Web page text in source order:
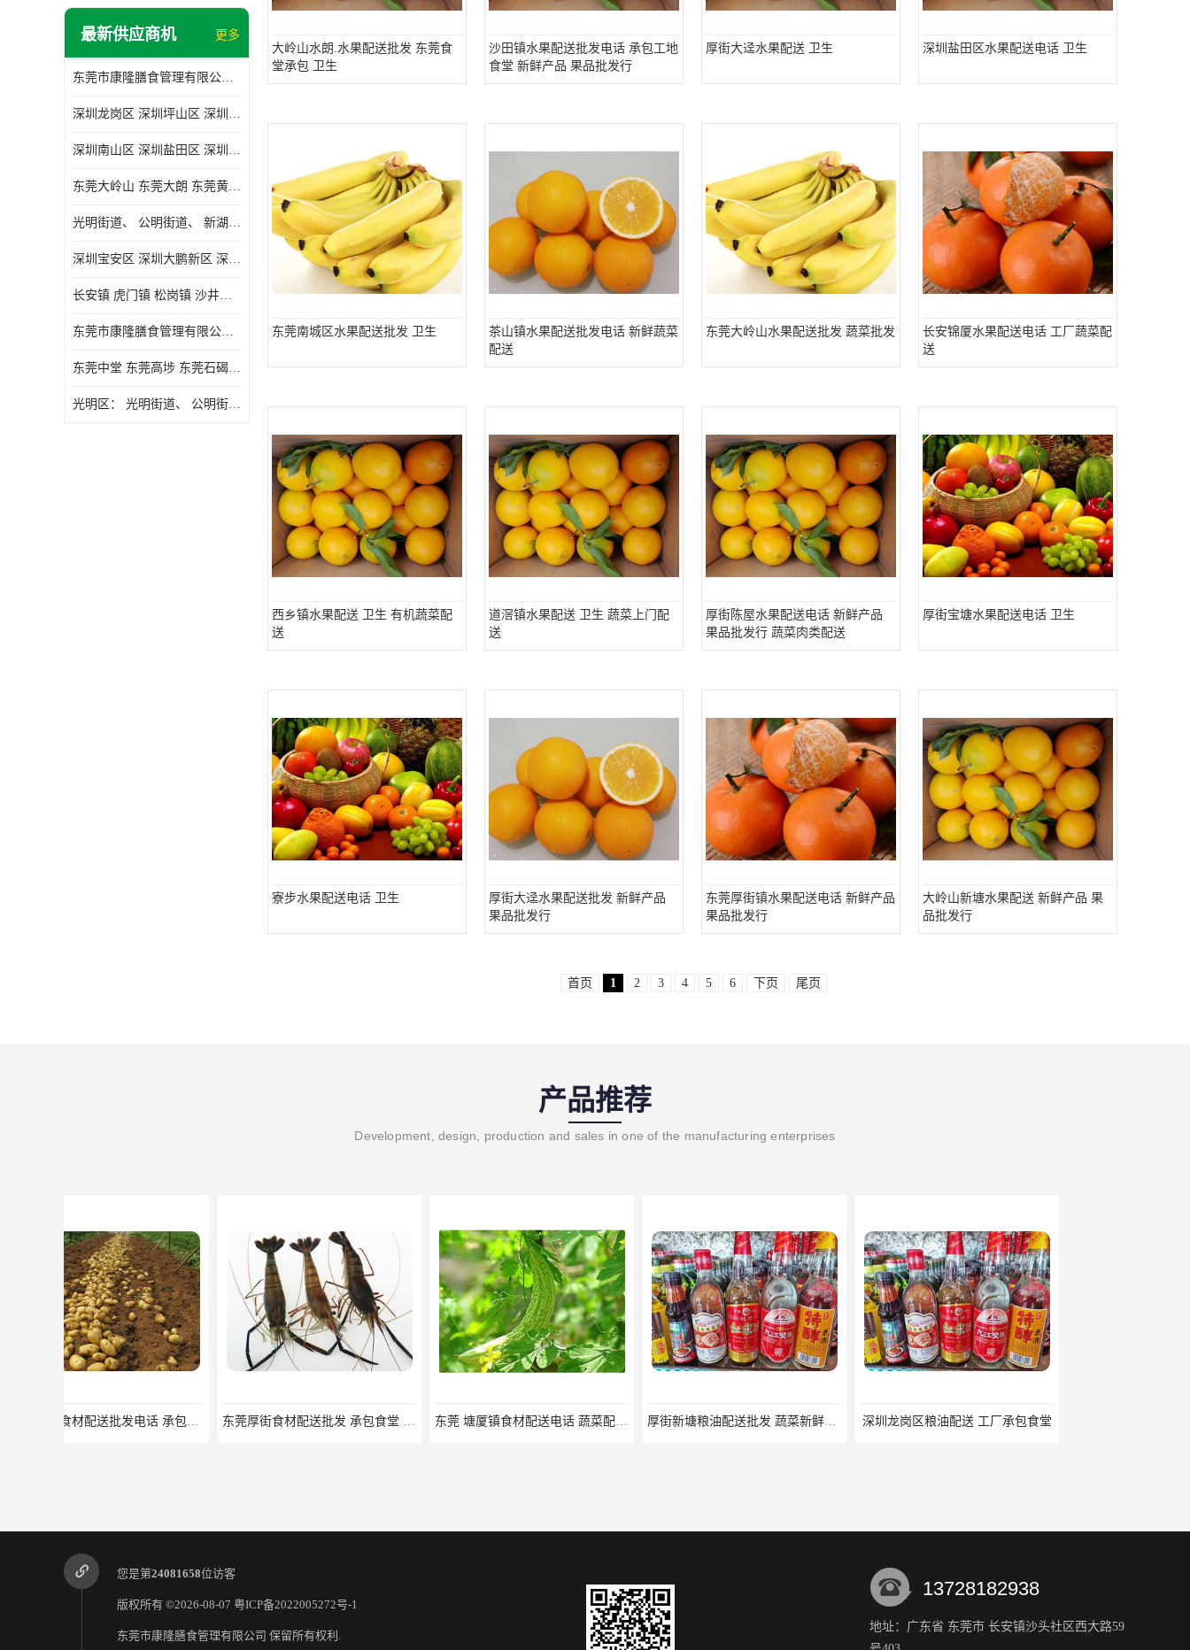
最新供应商机 更多
东莞市康隆膳食管理有限公司主要经营蔬菜配送 东莞食堂承包 光明蔬菜配送 深圳市食堂承包 深圳市蔬菜配送等业务 欢迎咨询了解
深圳龙岗区 深圳坪山区 深圳光明区 深圳龙华区
深圳南山区 深圳盐田区 深圳福田区 深圳罗湖区 深圳龙岗区
东莞大岭山 东莞大朗 东莞黄江 东莞樟木头 蔬菜配送
光明街道、 公明街道、 新湖街道、
深圳宝安区 深圳大鹏新区 深圳特别合作区
长安镇 虎门镇 松岗镇 沙井镇 公明镇 莞城街道 南城街道 东城街道 万江街道 石碣镇 石龙镇 茶山镇 石排镇 企石镇 横沥镇
东莞市康隆膳食管理有限公司 长安蔬菜配送 虎门蔬菜配送 大岭山蔬菜配送
东莞中堂 东莞高埗 东莞石碣 东莞望牛墩 东莞洪梅 东莞道滘 东莞石龙镇 东莞石排镇
光明区： 光明街道、 公明街道、 新湖街道、 凤凰街道、 玉塘街道、 马田街道
大岭山水朗.水果配送批发 东莞食
堂承包 卫生
沙田镇水果配送批发电话 承包工地
食堂 新鲜产品 果品批发行
厚街大迳水果配送 卫生 深圳盐田区水果配送电话 卫生
东莞南城区水果配送批发 卫生
茶山镇水果配送批发电话 新鲜蔬菜
配送
东莞大岭山水果配送批发 蔬菜批发
长安锦厦水果配送电话 工厂蔬菜配
送
西乡镇水果配送 卫生 有机蔬菜配
送
道滘镇水果配送 卫生 蔬菜上门配
送
厚街陈屋水果配送电话 新鲜产品
果品批发行 蔬菜肉类配送
厚街宝塘水果配送电话 卫生
寮步水果配送电话 卫生
厚街大迳水果配送批发 新鲜产品
果品批发行
东莞厚街镇水果配送电话 新鲜产品
果品批发行
大岭山新塘水果配送 新鲜产品 果
品批发行
首页 1 2 3 4 5 6 下页 尾页
产品推荐
Development, design, production and sales in one of the manufacturing enterprises
东莞厚街食材配送批发 承包食堂 蔬菜基地 新鲜配送 东莞 塘厦镇食材配送电话 蔬菜配送系统 蔬菜基地 新鲜配送 厚街新塘粮油配送批发 蔬菜新鲜配送 深圳龙岗区粮油配送 工厂承包食堂 公明镇粮油配送批发电话 承包食堂
您是第24081658位访客
版权所有 ©2026-08-07 粤ICP备2022005272号-1
东莞市康隆膳食管理有限公司 保留所有权利.
13728182938
地址：广东省 东莞市 长安镇沙头社区西大路59